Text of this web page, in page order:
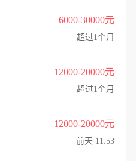
6000-30000元
超过1个月
12000-20000元
超过1个月
12000-20000元
前天 11:53